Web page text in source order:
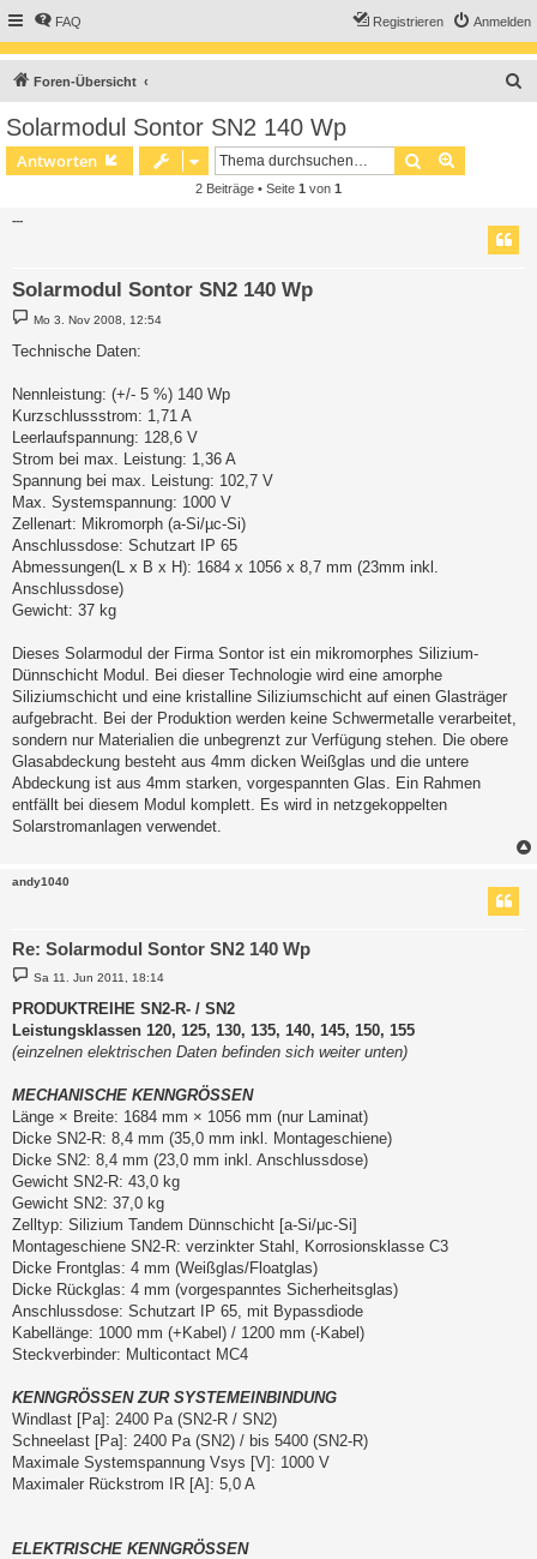
FAQ Anmelden
Registrieren
Foren-Übersicht
Solarmodul Sontor SN2 140 Wp
Antworten Suche
2 Beiträge • Seite 1 von 1
---
Solarmodul Sontor SN2 140 Wp
B
e
t
g
Mo 3. Nov 2008, 12:54
Technische Daten:
Nennleistung: (+/- 5 %) 140 Wp
Kurzschlussstrom: 1,71 A
Leerlaufspannung: 128,6 V
Strom bei max. Leistung: 1,36 A
Spannung bei max. Leistung: 102,7 V
Max. Systemspannung: 1000 V
Zellenart: Mikromorph (a-Si/µc-Si)
Anschlussdose: Schutzart IP 65
Abmessungen(L x B x H): 1684 x 1056 x 8,7 mm (23mm inkl.
Anschlussdose)
Gewicht: 37 kg
Dieses Solarmodul der Firma Sontor ist ein mikromorphes Silizium-
Dünnschicht Modul. Bei dieser Technologie wird eine amorphe
Siliziumschicht und eine kristalline Siliziumschicht auf einen Glasträger
aufgebracht. Bei der Produktion werden keine Schwermetalle verarbeitet,
sondern nur Materialien die unbegrenzt zur Verfügung stehen. Die obere
Glasabdeckung besteht aus 4mm dicken Weißglas und die untere
Abdeckung ist aus 4mm starken, vorgespannten Glas. Ein Rahmen
entfällt bei diesem Modul komplett. Es wird in netzgekoppelten
Solarstromanlagen verwendet.
andy1040
Re: Solarmodul Sontor SN2 140 Wp
B
e
i
t
r
g
Sa 11. Jun 2011, 18:14
PRODUKTREIHE SN2-R- / SN2
Leistungsklassen 120, 125, 130, 135, 140, 145, 150, 155
(einzelnen elektrischen Daten befinden sich weiter unten)
MECHANISCHE KENNGRÖSSEN
Länge × Breite: 1684 mm × 1056 mm (nur Laminat)
Dicke SN2-R: 8,4 mm (35,0 mm inkl. Montageschiene)
Dicke SN2: 8,4 mm (23,0 mm inkl. Anschlussdose)
Gewicht SN2-R: 43,0 kg
Gewicht SN2: 37,0 kg
Zelltyp: Silizium Tandem Dünnschicht [a-Si/μc-Si]
Montageschiene SN2-R: verzinkter Stahl, Korrosionsklasse C3
Dicke Frontglas: 4 mm (Weißglas/Floatglas)
Dicke Rückglas: 4 mm (vorgespanntes Sicherheitsglas)
Anschlussdose: Schutzart IP 65, mit Bypassdiode
Kabellänge: 1000 mm (+Kabel) / 1200 mm (-Kabel)
Steckverbinder: Multicontact MC4
KENNGRÖSSEN ZUR SYSTEMEINBINDUNG
Windlast [Pa]: 2400 Pa (SN2-R / SN2)
Schneelast [Pa]: 2400 Pa (SN2) / bis 5400 (SN2-R)
Maximale Systemspannung Vsys [V]: 1000 V
Maximaler Rückstrom IR [A]: 5,0 A
ELEKTRISCHE KENNGRÖSSEN